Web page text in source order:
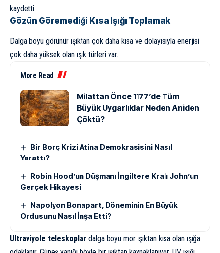
kaydetti.
Gözün Göremediği Kısa Işığı Toplamak
Dalga boyu görünür ışıktan çok daha kısa ve dolayısıyla enerjisi
çok daha yüksek olan ışık türleri var.
More Read
Milattan Önce 1177’de Tüm
Büyük Uygarlıklar Neden Aniden
Çöktü?
Bir Borç Krizi Atina Demokrasisini Nasıl
Yarattı?
Robin Hood’un Düşmanı İngiltere Kralı John’un
Gerçek Hikayesi
Napolyon Bonapart, Döneminin En Büyük
Ordusunu Nasıl İnşa Etti?
Ultraviyole teleskoplar dalga boyu mor ışıktan kısa olan ışığa